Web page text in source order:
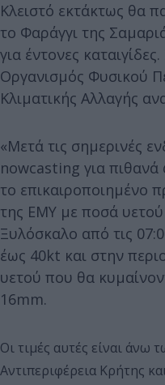
Κλειστό εκτάκτως θα
το Φαράγγι της
για έντονες
Οργανισμός Φυσικού
Κλιματικής Αλλαγής
«Μετά τις σημερινές
nowcasting για πιθανά
το επικαιροποιημένο
της ΕΜΥ με ποσά υετού
Ξυλόσκαλο από τις
έως 40kt και στην
υετού που θα
16mm.
Οι τιμές αυτές είναι άνω
Αντιπεριφέρεια Κρήτης